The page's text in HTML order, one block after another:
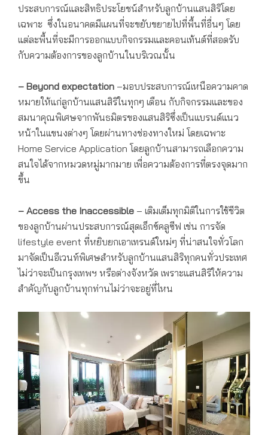
ประสบการณ์และสิทธิประโยชน์สำหรับลูกบ้านแสนสิริโดย
เฉพาะ ซึ่งในอนาคตมีแผนที่จะขยับขยายไปที่พื้นที่อื่นๆ โดย
แต่ละพื้นที่จะมีการออกแบบกิจกรรมและคอนเท้นต์ที่สอดรับ
กับความต้องการของลูกบ้านในบริเวณนั้น
– Beyond expectation –มอบประสบการณ์เหนือความคาด
หมายให้แก่ลูกบ้านแสนสิริในทุกๆ เดือน กับกิจกรรมและของ
สมนาคุณพิเศษจากพันธมิตรของแสนสิริซึ่งเป็นแบรนด์แนว
หน้าในแขนงต่างๆ โดยผ่านทางช่องทางใหม่ โดยเฉพาะ
Home Service Application โดยลูกบ้านสามารถเลือกความ
สนใจได้จากหมวดหมู่มากมาย เพื่อความต้องการที่ตรงจุดมาก
ขึ้น
– Access the Inaccessible – เติมเต็มทุกมิติในการใช้ชีวิต
ของลูกบ้านผ่านประสบการณ์สุดเอ็กซ์คลูซีฟ เช่น การจัด
lifestyle event ที่หยิบยกเอาเทรนด์ใหม่ๆ ที่น่าสนใจทั่วโลก
มาจัดเป็นอีเวนท์พิเศษสำหรับลูกบ้านแสนสิริทุกคนทั่วประเทศ
ไม่ว่าจะเป็นกรุงเทพฯ หรือต่างจังหวัด เพราะแสนสิริให้ความ
สำคัญกับลูกบ้านทุกท่านไม่ว่าจะอยู่ที่ไหน